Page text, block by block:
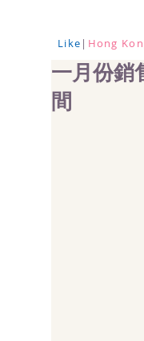
Like | Hong
一月份銷
間